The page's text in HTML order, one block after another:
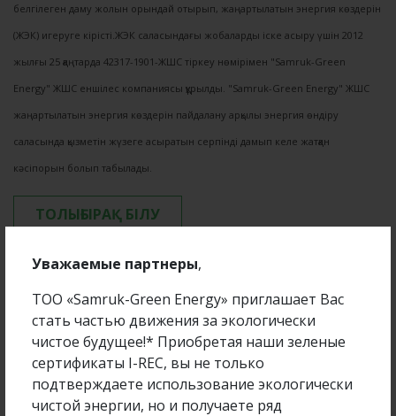
Уважаемые партнеры,
ТОО «Samruk-Green Energy» приглашает Вас
стать частью движения за экологически
чистое будущее!* Приобретая наши зеленые
сертификаты I-REC, вы не только
подтверждаете использование экологически
чистой энергии, но и получаете ряд
белгілеген даму жолын орындай отырып, жаңартылатын энергия көздерін
(ЖЭК) игеруге кірісті.ЖЭК саласындағы жобаларды іске асыру үшін 2012
жылғы 25 қаңтарда 42317-1901-ЖШС тіркеу нөмірімен "Samruk-Green
Energy" ЖШС еншілес компаниясы құрылды. "Samruk-Green Energy" ЖШС
жаңартылатын энергия көздерін пайдалану арқылы энергия өндіру
саласында қызметін жүзеге асыратын серпінді дамып келе жатқан
кәсіпорын болып табылады.
ТОЛЫҒЫРАҚ БІЛУ
Компания жаңалықтары